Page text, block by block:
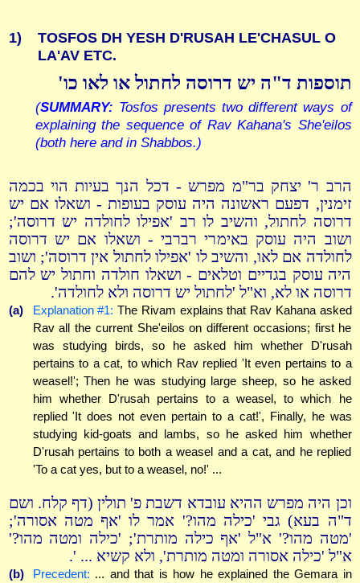
1)
TOSFOS DH YESH D'RUSAH LE'CHASUL O
LA'AV ETC.
תוספות ד"ה יש דרוסה לחתול או לאו כו'
(SUMMARY: Tosfos presents two different ways of
explaining the sequence of Rav Kahana's She'eilos
(both here and in Shabbos.)
הרב ר' יצחק בר"מ מפרש - דכל הנך בעיות הוי בכמה
זימנין, דפעם ראשונה היה עוסק בעופות - ושאלו אם יש
דרוסה לחתול, והשיב לו רב 'אפילו לחולדה יש דרוסה';
ושוב היה עוסק באימרי רברבי - ושאלו אם יש דרוסה
לחולדה אם לאו, והשיב לו 'אפילו לחתול אין דרוסה'; ושוב
היה עוסק בגדיים וטלאים - ושאלו חולדה וחתול יש להם
דרוסה או לא, וא"ל 'לחתול יש דרוסה ולא לחולדה'.
(a) Explanation #1: The Rivam explains that Rav Kahana asked
Rav all the current She'eilos on different occasions; first he
was studying birds, so he asked him whether D'rusah
pertains to a cat, to which Rav replied 'It even pertains to a
weasel!'; Then he was studying large sheep, so he asked
him whether D'rusah pertains to a weasel, to which he
replied 'It does not even pertain to a cat!', Finally, he was
studying kid-goats and lambs, so he asked him whether
D'rusah pertains to both a weasel and a cat, and he replied
'To a cat yes, but to a weasel, no!' ...
וכן היה מפרש ההיא עובדא דשבת פ' תולין (דף קלח. ושם
ד"ה בעא) גבי 'כילה מהו?' אמר לו 'אף מטה אסורה';
'מטה מהו?' א"ל 'אף כילה מותרת'; 'כילה ומטה מהו?'
א"ל 'כילה אסורה ומטה מותרת', ולא קשיא ... '.
(b) Precedent: ... and that is how he explained the Gemara in